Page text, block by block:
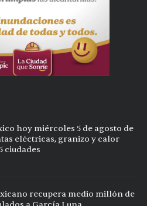
hoy miércoles 5 de agosto de
eléctricas, granizo y calor
ciudades
recupera medio millón de